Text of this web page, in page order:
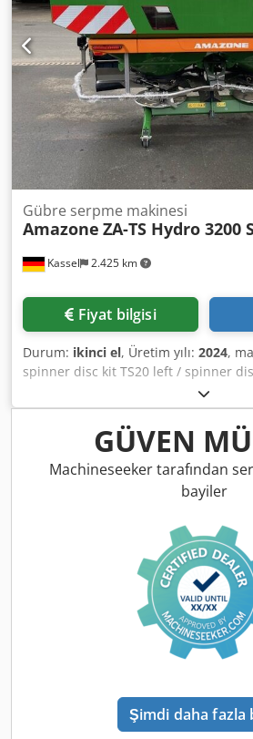
Kassel 2.425 km
Gübre serpme makinesi
Amazone ZA-TS Hydro 3200
Fiyat bilgisi
Durum: ikinci el, Üretim yılı: 2024,
spinner disc kit TS20 left / spinner
hydraulic drive left with AutoTS and
hydraulic drive right with AutoTS
ProfiSPro, main disc left with AutoTS
Cjdpfotrdzwsx Apvjrf
GÜVEN
Machineseeker tarafından
bayiler
Şimdi daha fazla